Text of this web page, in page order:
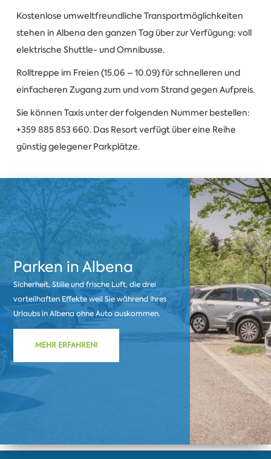
Kostenlose umweltfreundliche Transportmöglichkeiten
stehen in Albena den ganzen Tag über zur Verfügung: voll
elektrische Shuttle- und Omnibusse.
Rolltreppe im Freien (15.06 – 10.09) für schnelleren und
einfacheren Zugang zum und vom Strand gegen Aufpreis.
Sie können Taxis unter der folgenden Nummer bestellen:
+359 885 853 660. Das Resort verfügt über eine Reihe
günstig gelegener Parkplätze.
Parken in Albena
Sicherheit, Stille und frische Luft, die drei
vorteilhaften Effekte weil Sie während Ihres
Urlaubs in Albena ohne Auto auskommen.
MEHR ERFAHREN!